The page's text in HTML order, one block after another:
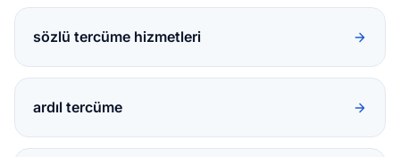
sözlü tercüme hizmetleri
ardıl tercüme